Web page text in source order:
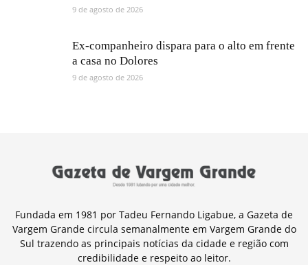
9 de agosto de 2026
Ex-companheiro dispara para o alto em frente
a casa no Dolores
9 de agosto de 2026
Fundada em 1981 por Tadeu Fernando Ligabue, a Gazeta de
Vargem Grande circula semanalmente em Vargem Grande do
Sul trazendo as principais notícias da cidade e região com
credibilidade e respeito ao leitor.